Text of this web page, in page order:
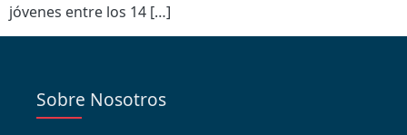
jóvenes entre los 14 […]
Sobre Nosotros